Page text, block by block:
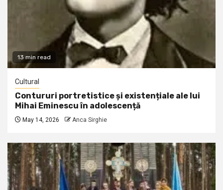
13 min read
Cultural
Contururi portretistice și existențiale ale lui
Mihai Eminescu în adolescență
May 14, 2026 Anca Sirghie